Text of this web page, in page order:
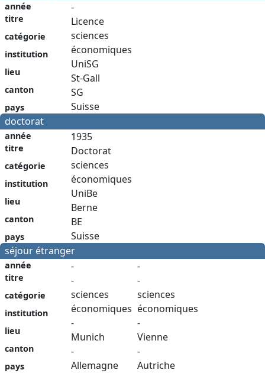
année
titre
catégorie
institution
lieu
canton
pays
-
Licence
sciences
économiques
UniSG
St-Gall
SG
Suisse
doctorat
année
titre
catégorie
institution
lieu
canton
pays
1935
Doctorat
sciences
économiques
UniBe
Berne
BE
Suisse
séjour étranger
année
titre
catégorie
institution
lieu
canton
pays
-
-
sciences
économiques
-
Munich
-
Allemagne
-
-
sciences
économiques
-
Vienne
-
Autriche